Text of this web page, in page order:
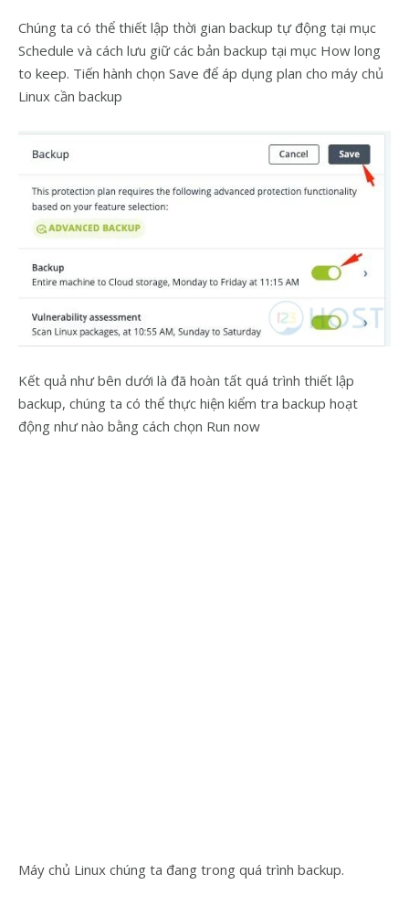
Chúng ta có thể thiết lập thời gian backup tự động tại mục
Schedule và cách lưu giữ các bản backup tại mục How long
to keep. Tiến hành chọn Save để áp dụng plan cho máy chủ
Linux cần backup
Kết quả như bên dưới là đã hoàn tất quá trình thiết lập
backup, chúng ta có thể thực hiện kiểm tra backup hoạt
động như nào bằng cách chọn Run now
Máy chủ Linux chúng ta đang trong quá trình backup.